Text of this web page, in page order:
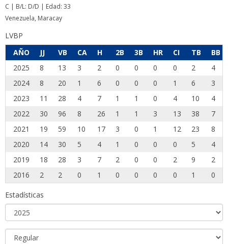
C | B/L: D/D | Edad: 33
Venezuela, Maracay
LVBP
AÑO
JJ VB CA H 2B 3B HR CI TB
BB
2025
8 13 3 2 0 0 0 0 2
4
2024
8 20 1 6 0 0 0 1 6
3
2023
11 28 4 7 1 1 0 4 10
4
2022
30 96 8 26 1 1 3 13 38
7
2021
19 59 10 17 3 0 1 12 23
8
2020
14 30 5 4 1 0 0 0 5
4
2019
18 28 3 7 2 0 0 2 9
2
2016
2 2 0 1 0 0 0 0 1 0
Estadísticas